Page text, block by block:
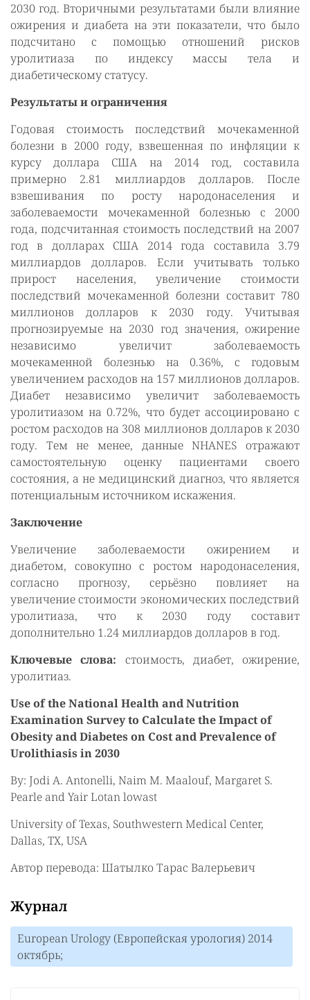
2030 год. Вторичными результатами были влияние
ожирения и диабета на эти показатели, что было
подсчитано с помощью отношений рисков
уролитиаза по индексу массы тела и
диабетическому статусу.
Результаты и ограничения
Годовая стоимость последствий мочекаменной
болезни в 2000 году, взвешенная по инфляции к
курсу доллара США на 2014 год, составила
примерно 2.81 миллиардов долларов. После
взвешивания по росту народонаселения и
заболеваемости мочекаменной болезнью с 2000
года, подсчитанная стоимость последствий на 2007
год в долларах США 2014 года составила 3.79
миллиардов долларов. Если учитывать только
прирост населения, увеличение стоимости
последствий мочекаменной болезни составит 780
миллионов долларов к 2030 году. Учитывая
прогнозируемые на 2030 год значения, ожирение
независимо увеличит заболеваемость
мочекаменной болезнью на 0.36%, с годовым
увеличением расходов на 157 миллионов долларов.
Диабет независимо увеличит заболеваемость
уролитиазом на 0.72%, что будет ассоциировано с
ростом расходов на 308 миллионов долларов к 2030
году. Тем не менее, данные NHANES отражают
самостоятельную оценку пациентами своего
состояния, а не медицинский диагноз, что является
потенциальным источником искажения.
Заключение
Увеличение заболеваемости ожирением и
диабетом, совокупно с ростом народонаселения,
согласно прогнозу, серьёзно повлияет на
увеличение стоимости экономических последствий
уролитиаза, что к 2030 году составит
дополнительно 1.24 миллиардов долларов в год.
Ключевые слова: стоимость, диабет, ожирение,
уролитиаз.
Use of the National Health and Nutrition
Examination Survey to Calculate the Impact of
Obesity and Diabetes on Cost and Prevalence of
Urolithiasis in 2030
By: Jodi A. Antonelli, Naim M. Maalouf, Margaret S.
Pearle and Yair Lotan lowast
University of Texas, Southwestern Medical Center,
Dallas, TX, USA
Автор перевода: Шатылко Тарас Валерьевич
Журнал
European Urology (Европейская урология) 2014
октябрь;